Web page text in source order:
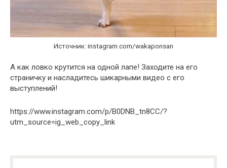
Источник: instagram.com/wakaponsan
А как ловко крутится на одной лапе! Заходите на его
страничку и насладитесь шикарными видео с его
выступлений!
https://www.instagram.com/p/B0DNB_tn8CC/?
utm_source=ig_web_copy_link